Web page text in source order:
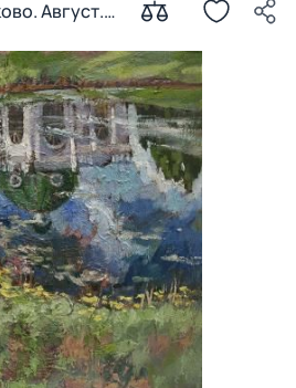
Август.